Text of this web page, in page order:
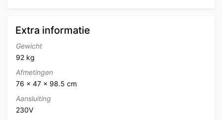
Extra informatie
Gewicht
92 kg
Afmetingen
76 × 47 × 98.5 cm
Aansluiting
230V